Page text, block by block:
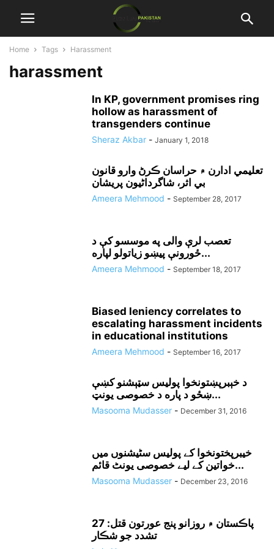
Home Tags Harassment
harassment
In KP, government promises ring
hollow as harassment of
transgenders continue
Sheraz Akbar - January 1, 2018
تعليمي ادارن ۾ حراسان ڪرڻ وارو قانون
بي اثر، شاگرداڻيون پريشان
Ameera Mehmood - September 28, 2017
تعصب لرې والی په موسسو کې د
ځورونې پيښو زياتولو لپاره...
Ameera Mehmood - September 18, 2017
Biased leniency correlates to
escalating harassment incidents
in educational institutions
Ameera Mehmood - September 16, 2017
د خېبرپښتونخوا پوليس سټېشنو کښې
ښځو د پاره د خصوصى يونټ...
Masooma Mudasser - December 31, 2016
خیبرپختونخوا کے پولیس سٹیشنوں میں
خواتین کے لیے خصوصی یونٹ قائم...
Masooma Mudasser - December 23, 2016
پاڪستان ۾ روزانو پنج عورتون قتل: 27
تشدد جو شڪار